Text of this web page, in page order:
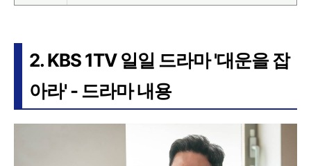
2. KBS 1TV 일일 드라마 '대운을 잡
아라' - 드라마 내용